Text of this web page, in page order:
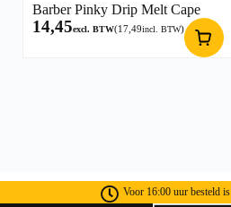
Barber Pinky Drip Melt Cape
14,45excl. BTW(17,49incl. BTW)
Voor 16:00 uur besteld is